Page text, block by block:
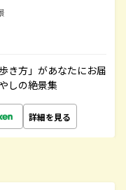
き方」があなたにお届
しの絶景集
詳細を見る